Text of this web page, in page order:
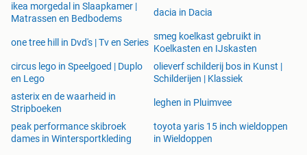
ikea morgedal in Slaapkamer |
Matrassen en Bedbodems
dacia in Dacia
one tree hill in Dvd's | Tv en Series
smeg koelkast gebruikt in
Koelkasten en IJskasten
circus lego in Speelgoed | Duplo
en Lego
olieverf schilderij bos in Kunst |
Schilderijen | Klassiek
asterix en de waarheid in
Stripboeken
leghen in Pluimvee
peak performance skibroek
dames in Wintersportkleding
toyota yaris 15 inch wieldoppen
in Wieldoppen